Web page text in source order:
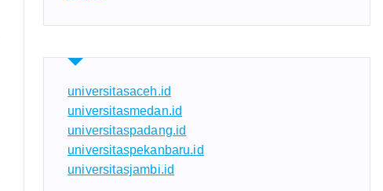
universitasaceh.id
universitasmedan.id
universitaspadang.id
universitaspekanbaru.id
universitasjambi.id